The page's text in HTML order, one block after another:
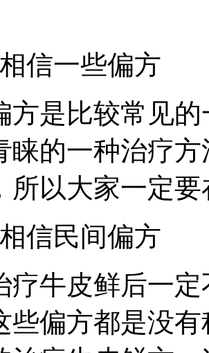
信一些偏方
方是比较常见
睐的一种治疗
所以大家一定
信民间偏方
疗牛皮鲜后一
些偏方都是没